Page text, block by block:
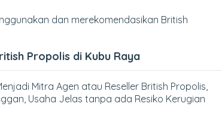
dan merekomendasikan British
Propolis di Kubu Raya
Mitra Agen atau Reseller British Propolis,
Usaha Jelas tanpa ada Resiko Kerugian